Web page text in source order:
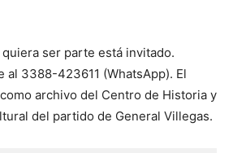
ser parte está invitado.
al 3388-423611 (WhatsApp). El
archivo del Centro de Historia y
del partido de General Villegas.